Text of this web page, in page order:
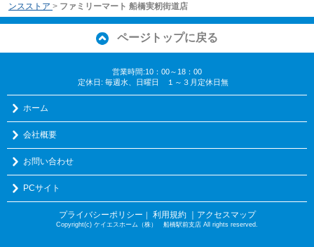
ンスストア > ファミリーマート 船橋実籾街道店
ページトップに戻る
営業時間:10：00～18：00
定休日: 毎週水、日曜日 １～３月定休日無
ホーム
会社概要
お問い合わせ
PCサイト
プライバシーポリシー ｜ 利用規約 ｜アクセスマップ
Copyright(c) ケイエスホーム（株） 船橋駅前支店 All rights reserved.